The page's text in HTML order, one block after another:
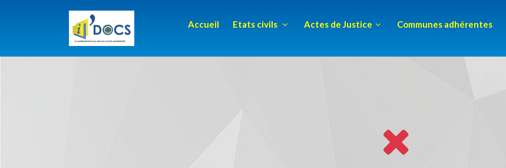
Accueil Etats civils Actes de Justice Communes adhérentes